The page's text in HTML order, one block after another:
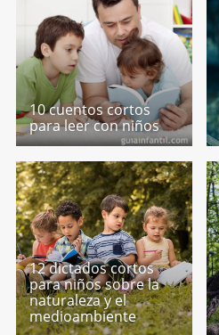
10 cuentos cortos
para leer con niños
12 dictados cortos
para niños sobre la
naturaleza y el
medioambiente